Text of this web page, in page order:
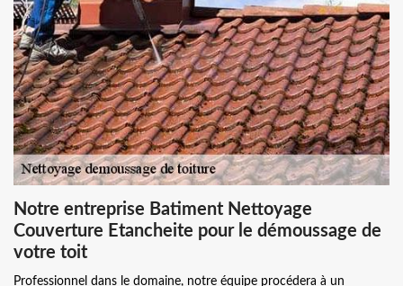
Notre entreprise Batiment Nettoyage
Couverture Etancheite pour le démoussage de
votre toit
Professionnel dans le domaine, notre équipe procédera à un